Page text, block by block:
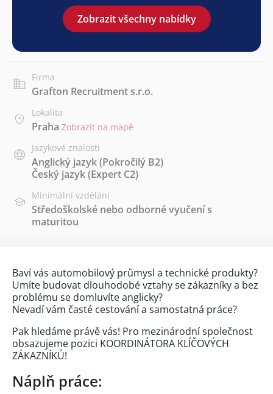
Zobrazit všechny nabídky
Firma
Grafton Recruitment s.r.o.
Lokalita
Praha Zobrazit na mapě
Jazykové znalosti
Anglický jazyk(Pokročilý B2)
Český jazyk(Expert C2)
Minimální vzdělání
Středoškolské nebo odborné vyučení s
maturitou
Baví vás automobilový průmysl a technické produkty?
Umíte budovat dlouhodobé vztahy se zákazníky a bez
problému se domluvíte anglicky?
Nevadí vám časté cestování a samostatná práce?
Pak hledáme právě vás! Pro mezinárodní společnost
obsazujeme pozici KOORDINÁTORA KLÍČOVÝCH
ZÁKAZNÍKŮ!
Náplň práce: